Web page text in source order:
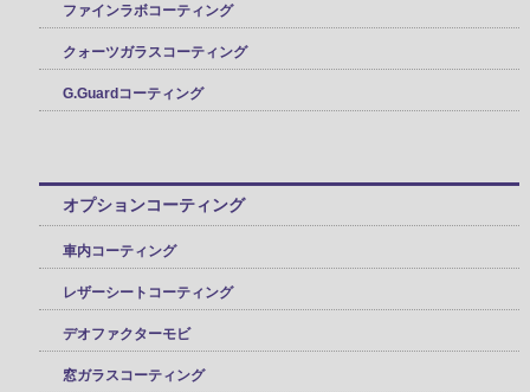
ファインラボコーティング
クォーツガラスコーティング
G.Guardコーティング
オプションコーティング
車内コーティング
レザーシートコーティング
デオファクターモビ
窓ガラスコーティング